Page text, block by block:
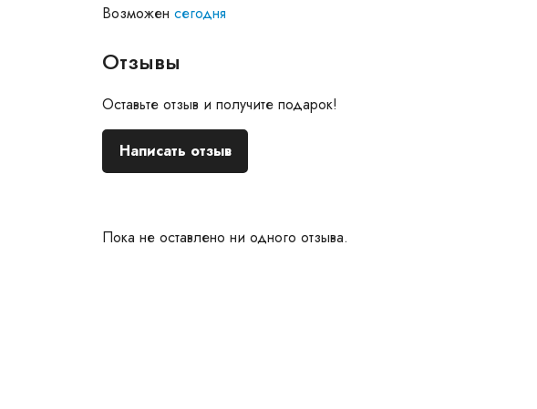
Возможен сегодня
Отзывы
Оставьте отзыв и получите подарок!
Написать отзыв
Пока не оставлено ни одного отзыва.